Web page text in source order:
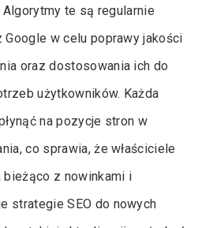
te są regularnie
w celu poprawy jakości
oraz dostosowania ich do
użytkowników. Każda
na pozycje stron w
co sprawia, że właściciele
z nowinkami i
strategie SEO do nowych